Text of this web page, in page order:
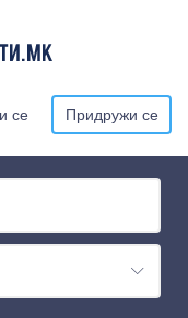
се Придружи се